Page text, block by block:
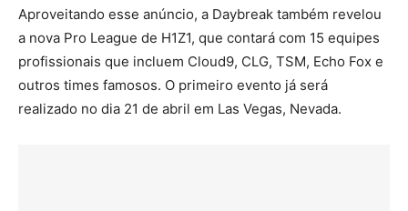
Aproveitando esse anúncio, a Daybreak também revelou
a nova Pro League de H1Z1, que contará com 15 equipes
profissionais que incluem Cloud9, CLG, TSM, Echo Fox e
outros times famosos. O primeiro evento já será
realizado no dia 21 de abril em Las Vegas, Nevada.